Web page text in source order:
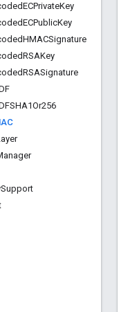
ECPrivateKey
ECPublicKey
HMACSignature
RSAKey
RSASignature
Support